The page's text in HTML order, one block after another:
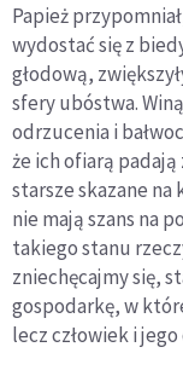
Papież
wydostać się z
głodową,
sfery ubóstwa.
odrzucenia i
że ich ofiarą
starsze skazane
nie mają szans na
takiego stanu
zniechęcajmy się,
gospodarkę, w
lecz człowiek i